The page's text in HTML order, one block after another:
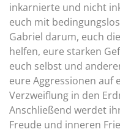
inkarnierte und nicht
euch mit
Gabriel darum, euch
helfen, eure starken
euch selbst und
eure Aggressionen auf
Verzweiflung in den
Anschließend werdet
Freude und inneren